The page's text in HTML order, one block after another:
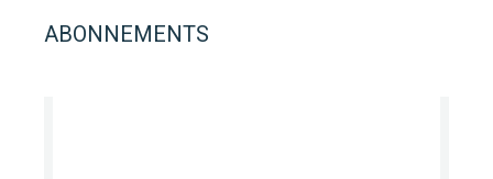
ABONNEMENTS